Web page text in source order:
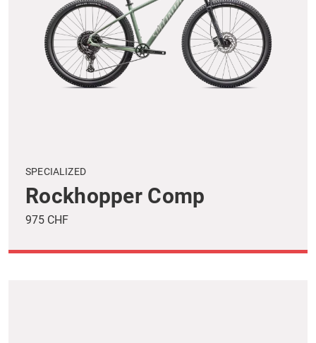
SPECIALIZED
Rockhopper Comp
975 CHF